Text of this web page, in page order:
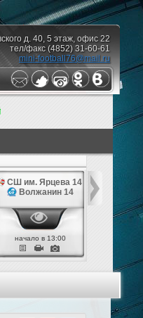
д. 40, 5 этаж, офис 22
тел/факс (4852) 31-60-61
mini-football76@mail.ru
14
СШ им. Ярцева 14
Волжанин 14
начало в 13:00